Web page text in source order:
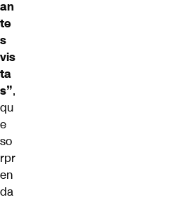
an
te
s
vis
ta
s”,
qu
e
so
rpr
en
da